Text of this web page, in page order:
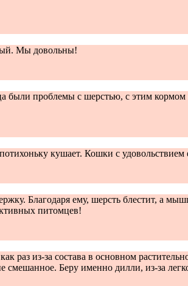
Мы довольны!
проблемы с шерстью, с этим кормом
кушает. Кошки с удовольствием
Благодаря ему, шерсть блестит, а
питомцев!
из-за состава в основном
Беру именно дилли, из-за